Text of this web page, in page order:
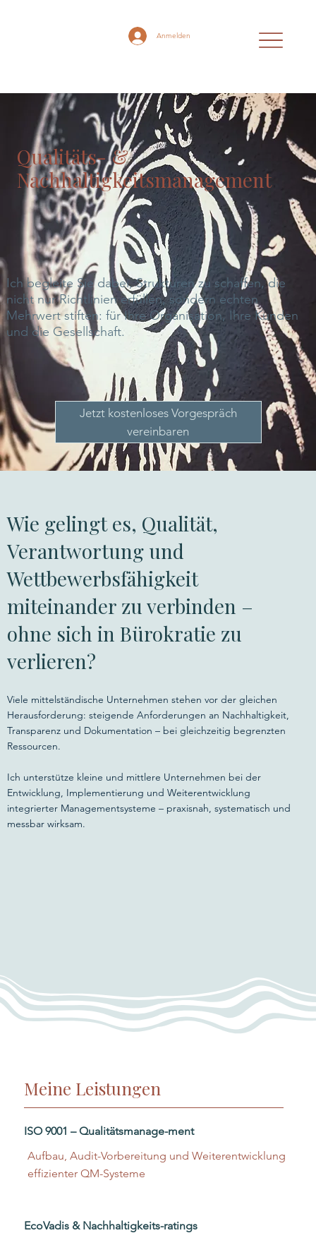
Anmelden
Qualitäts- &
Nachhaltigkeitsmanagement
Ich begleite Sie dabei, Strukturen zu schaffen, die
nicht nur Richtlinien erfüllen, sondern echten
Mehrwert stiften: für Ihre Organisation, Ihre Kunden
und die Gesellschaft.
Jetzt kostenloses Vorgespräch
vereinbaren
Wie gelingt es, Qualität,
Verantwortung und
Wettbewerbsfähigkeit
miteinander zu verbinden –
ohne sich in Bürokratie zu
verlieren?
Viele mittelständische Unternehmen stehen vor der gleichen
Herausforderung: steigende Anforderungen an Nachhaltigkeit,
Transparenz und Dokumentation – bei gleichzeitig begrenzten
Ressourcen.
Ich unterstütze kleine und mittlere Unternehmen bei der
Entwicklung, Implementierung und Weiterentwicklung
integrierter Managementsysteme – praxisnah, systematisch und
messbar wirksam.
Meine Leistungen
ISO 9001 – Qualitätsmanage-ment
Aufbau, Audit-Vorbereitung und Weiterentwicklung
effizienter QM-Systeme
EcoVadis & Nachhaltigkeits-ratings